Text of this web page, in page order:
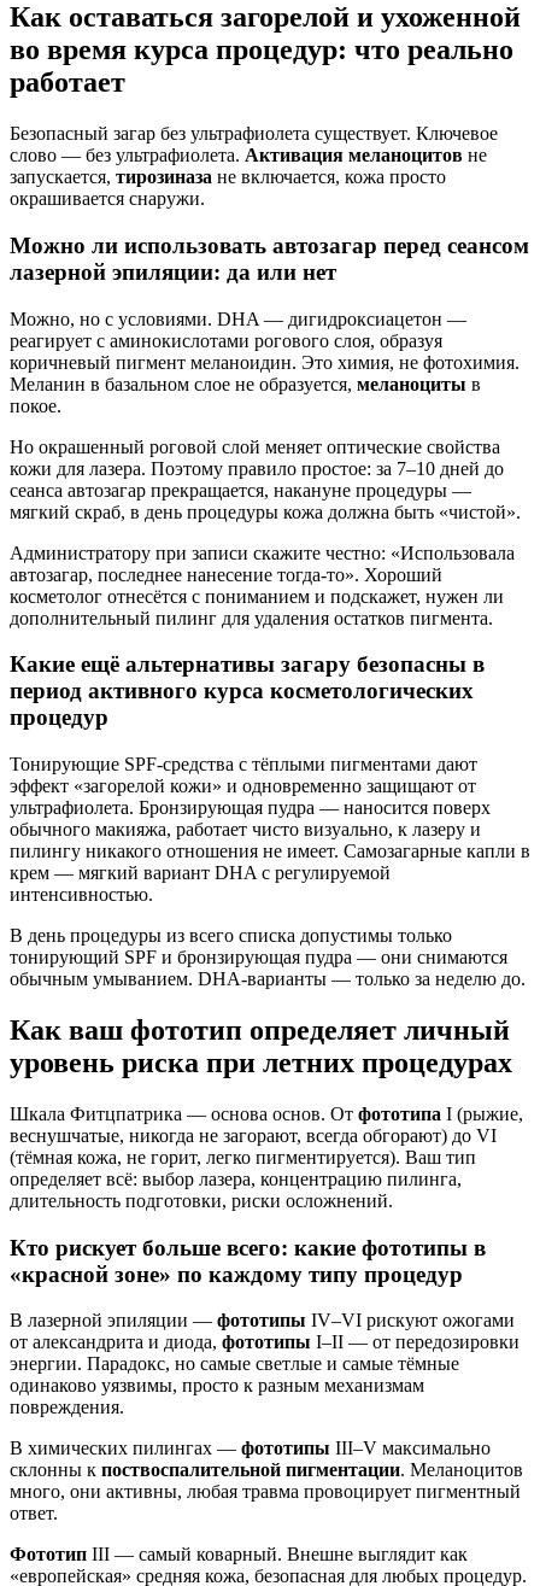
Как оставаться загорелой и ухоженной
во время курса процедур: что реально
работает
Безопасный загар без ультрафиолета существует. Ключевое
слово — без ультрафиолета. Активация меланоцитов не
запускается, тирозиназа не включается, кожа просто
окрашивается снаружи.
Можно ли использовать автозагар перед сеансом
лазерной эпиляции: да или нет
Можно, но с условиями. DHA — дигидроксиацетон —
реагирует с аминокислотами рогового слоя, образуя
коричневый пигмент меланоидин. Это химия, не фотохимия.
Меланин в базальном слое не образуется, меланоциты в
покое.
Но окрашенный роговой слой меняет оптические свойства
кожи для лазера. Поэтому правило простое: за 7–10 дней до
сеанса автозагар прекращается, накануне процедуры —
мягкий скраб, в день процедуры кожа должна быть «чистой».
Администратору при записи скажите честно: «Использовала
автозагар, последнее нанесение тогда-то». Хороший
косметолог отнесётся с пониманием и подскажет, нужен ли
дополнительный пилинг для удаления остатков пигмента.
Какие ещё альтернативы загару безопасны в
период активного курса косметологических
процедур
Тонирующие SPF-средства с тёплыми пигментами дают
эффект «загорелой кожи» и одновременно защищают от
ультрафиолета. Бронзирующая пудра — наносится поверх
обычного макияжа, работает чисто визуально, к лазеру и
пилингу никакого отношения не имеет. Самозагарные капли в
крем — мягкий вариант DHA с регулируемой
интенсивностью.
В день процедуры из всего списка допустимы только
тонирующий SPF и бронзирующая пудра — они снимаются
обычным умыванием. DHA-варианты — только за неделю до.
Как ваш фототип определяет личный
уровень риска при летних процедурах
Шкала Фитцпатрика — основа основ. От фототипа I (рыжие,
веснушчатые, никогда не загорают, всегда обгорают) до VI
(тёмная кожа, не горит, легко пигментируется). Ваш тип
определяет всё: выбор лазера, концентрацию пилинга,
длительность подготовки, риски осложнений.
Кто рискует больше всего: какие фототипы в
«красной зоне» по каждому типу процедур
В лазерной эпиляции — фототипы IV–VI рискуют ожогами
от александрита и диода, фототипы I–II — от передозировки
энергии. Парадокс, но самые светлые и самые тёмные
одинаково уязвимы, просто к разным механизмам
повреждения.
В химических пилингах — фототипы III–V максимально
склонны к поствоспалительной пигментации. Меланоцитов
много, они активны, любая травма провоцирует пигментный
ответ.
Фототип III — самый коварный. Внешне выглядит как
«европейская» средняя кожа, безопасная для любых процедур.